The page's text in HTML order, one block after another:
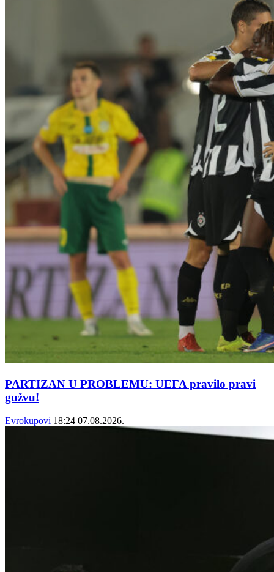
PARTIZAN U PROBLEMU: UEFA pravilo pravi
gužvu!
Evrokupovi 18:24 07.08.2026.